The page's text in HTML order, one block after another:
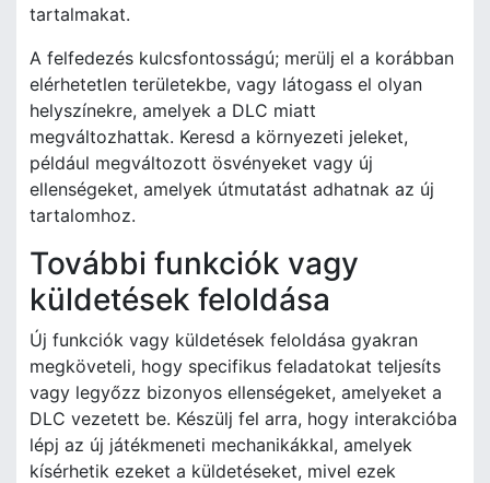
tartalmakat.
A felfedezés kulcsfontosságú; merülj el a korábban
elérhetetlen területekbe, vagy látogass el olyan
helyszínekre, amelyek a DLC miatt
megváltozhattak. Keresd a környezeti jeleket,
például megváltozott ösvényeket vagy új
ellenségeket, amelyek útmutatást adhatnak az új
tartalomhoz.
További funkciók vagy
küldetések feloldása
Új funkciók vagy küldetések feloldása gyakran
megköveteli, hogy specifikus feladatokat teljesíts
vagy legyőzz bizonyos ellenségeket, amelyeket a
DLC vezetett be. Készülj fel arra, hogy interakcióba
lépj az új játékmeneti mechanikákkal, amelyek
kísérhetik ezeket a küldetéseket, mivel ezek